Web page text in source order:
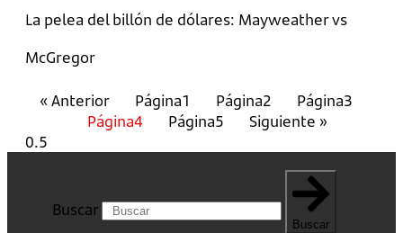
La pelea del billón de dólares: Mayweather vs
McGregor
« Anterior Página1 Página2 Página3
Página4 Página5 Siguiente »
Buscar
Buscar